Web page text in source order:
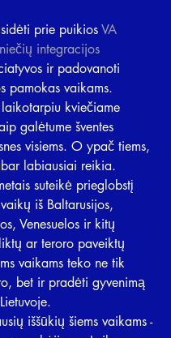
prie puikios VA
integracijos
ir padovanoti
pamokas vaikams.
laikotarpiu kviečiame
galėtume šventes
visiems. O ypač tiems,
labiausiai reikia.
suteikė prieglobstį
iš Baltarusijos,
Venesuelos ir kitų
ar teroro paveiktų
vaikams teko ne tik
bet ir pradėti gyvenimą
iššūkių šiems vaikams -